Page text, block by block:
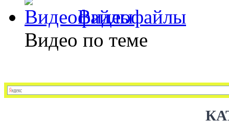
Видеофайлы
Видео по теме